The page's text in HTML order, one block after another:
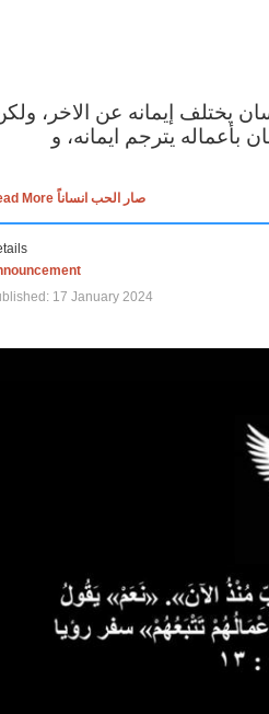
يختلف إيمانه عن الاخر،
بأعماله يترجم ايمانه، و
Read More صار الحب انساناً
17 January 2024